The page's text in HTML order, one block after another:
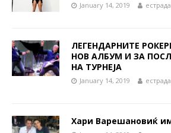
January 14, 2019
ЛЕГЕНДАРНИТЕ
НОВ АЛБУМ И ЗА
НА ТУРНЕЈА
January 14, 2019
Хари Варешановиќ